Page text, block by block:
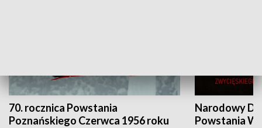
70. rocznica Powstania
Poznańskiego Czerwca 1956 roku
Narodowy
Powstania